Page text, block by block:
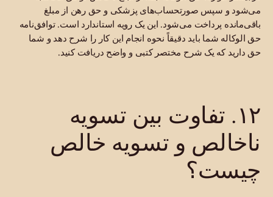
می‌شود و سپس صورتحساب‌های پزشکی و حق رهن از مبلغ
باقی‌مانده پرداخت می‌شود. این یک رویه استاندارد است. توافق‌نامه
حق الوکاله شما باید دقیقاً نحوه انجام این کار را شرح دهد و شما
حق دارید که یک شرح مختصر کتبی و واضح دریافت کنید.
۱۲. تفاوت بین تسویه
ناخالص و تسویه خالص
چیست؟